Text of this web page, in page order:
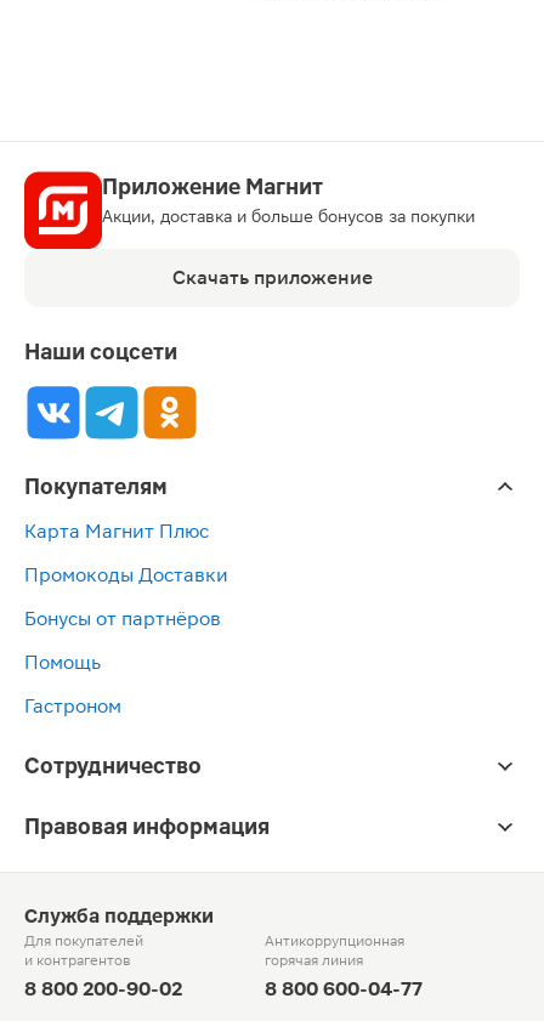
Приложение Магнит
Акции, доставка и больше бонусов за покупки
Скачать приложение
Наши соцсети
Покупателям
Карта Магнит Плюс
Промокоды Доставки
Бонусы от партнёров
Помощь
Гастроном
Сотрудничество
Правовая информация
Служба поддержки
Для покупателей
и контрагентов
8 800 200-90-02
Антикоррупционная
горячая линия
8 800 600-04-77